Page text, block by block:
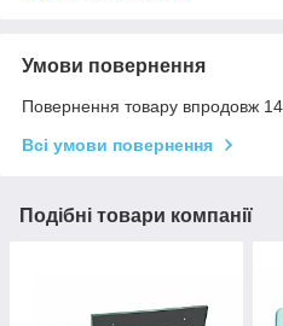
Умови повернення
Повернення товару впродовж
Всі умови повернення
Подібні товари компанії